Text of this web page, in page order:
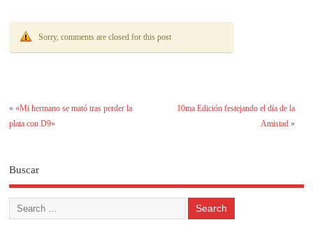
Sorry, comments are closed for this post
««Mi hermano se mató tras perder la
plata con D9»
10ma Edición festejando el día de la
Amistad»
Buscar